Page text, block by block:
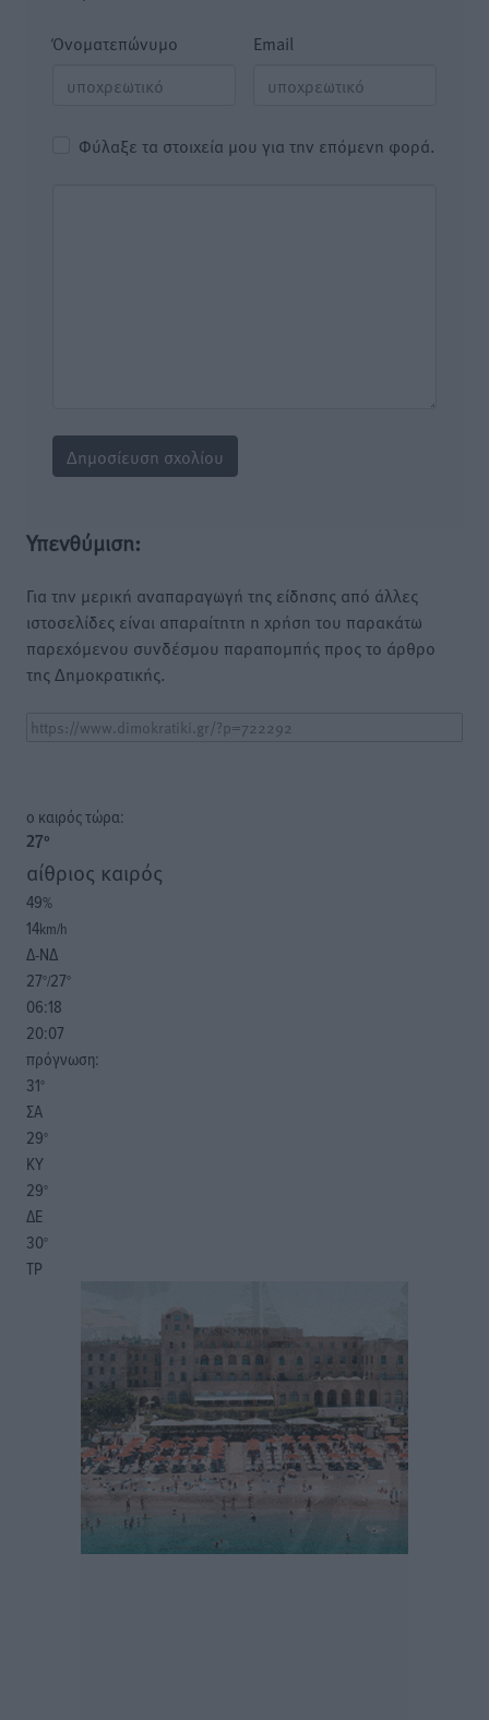
Όνοματεπώνυμο Email
Φύλαξε τα στοιχεία μου για την επόμενη φορά.
Υπενθύμιση:
Για την μερική αναπαραγωγή της είδησης από άλλες
ιστοσελίδες είναι απαραίτητη η χρήση του παρακάτω
παρεχόμενου συνδέσμου παραπομπής προς το άρθρο
της Δημοκρατικής.
o καιρός τώρα:
27°
αίθριος καιρός
49%
14km/h
Δ-ΝΔ
27°/27°
06:18
20:07
πρόγνωση:
31°
ΣΑ
29°
ΚΥ
29°
ΔΕ
30°
ΤΡ